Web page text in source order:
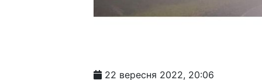
22 вересня 2022, 20:06